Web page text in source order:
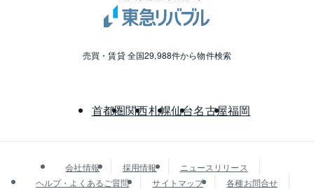
売買・賃貸 全国29,988件から物件検索
首都圏関西札幌仙台名古屋福岡
会社情報 採用情報
ニュースリリース
ヘルプ・よくあるご質問
サイトマップ
各種お問合せ